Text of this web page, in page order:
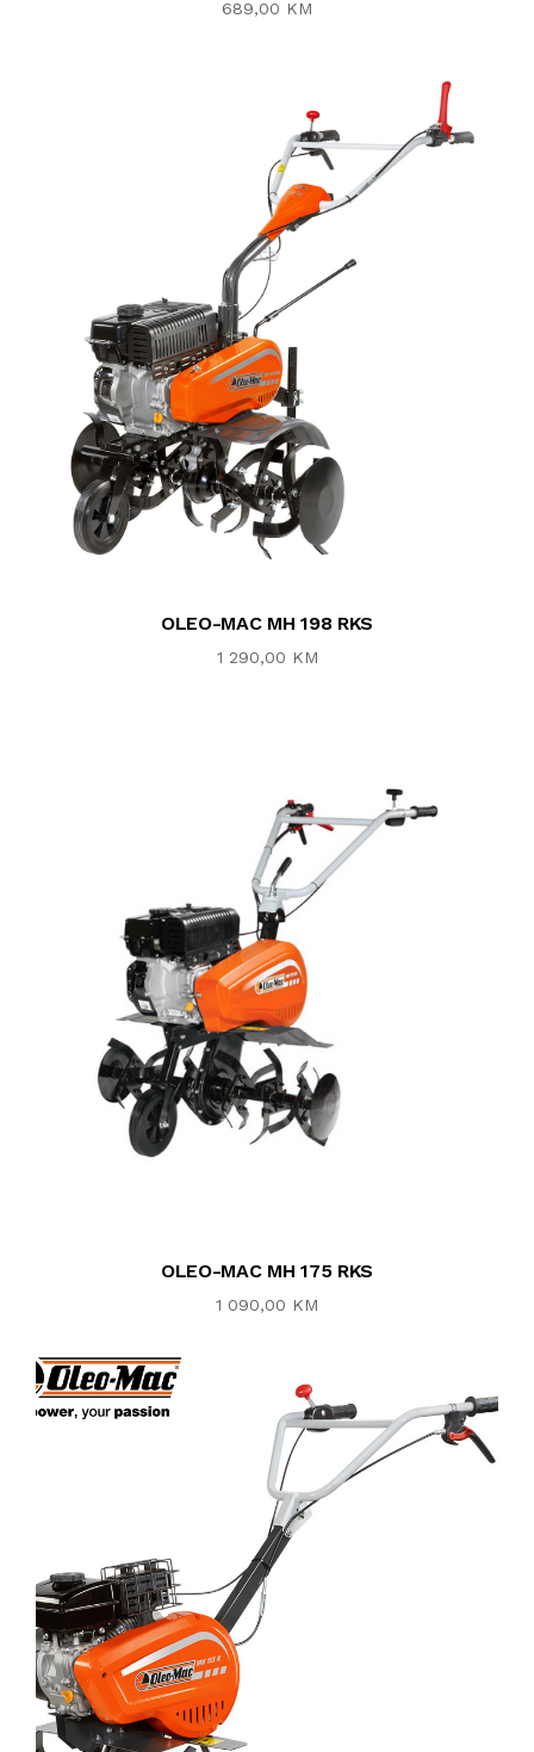
689,00 KM
OLEO-MAC MH 198 RKS
1 290,00 KM
OLEO-MAC MH 175 RKS
1 090,00 KM